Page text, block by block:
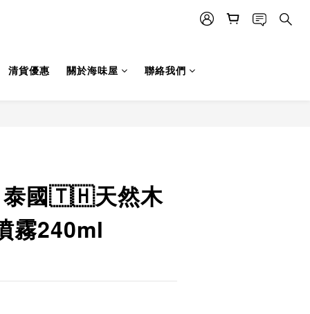
清貨優惠 關於海味屋 聯絡我們
泰國🇹🇭天然木
霧240ml